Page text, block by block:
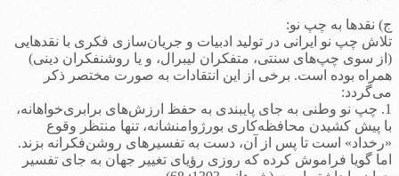
ج) نقدها به چپ نو:
تلاش چپ نو ایرانی در تولید ادبیات و جریان‌سازی فکری با نقدهایی
(از سوی چپ‌های سنتی، متفکران لیبرال، و یا روشنفکران دینی)
همراه بوده است. برخی از این انتقادات به صورت مختصر ذکر
می‌گردد:
1. چپ نو وطنی به جای پایبندی به حفظ ارزش‌های برابری‌خواهانه،
با پیش کشیدن محافظه‌کاری بورژوامنشانه، تنها منتظر وقوع
«رخداد» است تا پس از آن، دست به تفسیرهای روشن‌فکرانه بزند.
اما گویا فراموش کرده که روزی رؤیای تغییر جهان به جای تفسیر